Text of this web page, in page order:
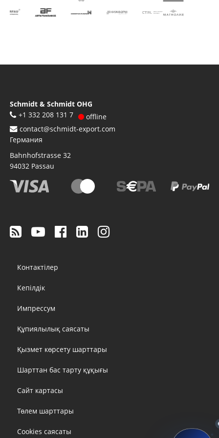
Schmidt & Schmidt OHG
+1 332 208 131 7
offline
contact@schmidt-export.com
Германия
Bahnhofstrasse 32
94032 Passau
menu
Контактілер
Кепілдік
Импрессум
Құпиялылық саясаты
Қызмет көрсету шарттары
Шарттан бас тарту құқығы
Сайт картасы
Төлем шарттары
Cookies саясаты